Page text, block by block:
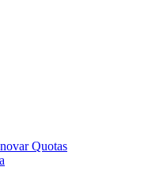
Quotas